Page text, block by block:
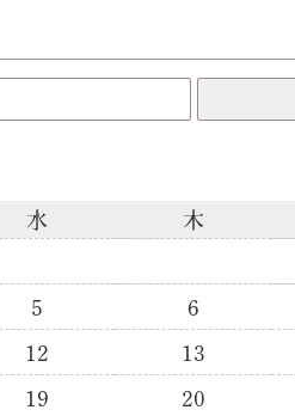
水 木
5 6
12 13
19 20